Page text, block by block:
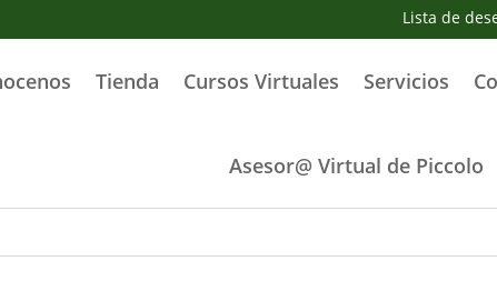
Lista de
Tienda Cursos Virtuales Servicios
Asesor@ Virtual de Piccolo